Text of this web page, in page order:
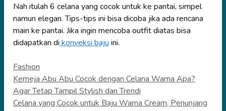
Nah itulah 6 celana yang cocok untuk ke pantai, simpel
namun elegan. Tips-tips ini bisa dicoba jika ada rencana
main ke pantai. Jika ingin mencoba outfit diatas bisa
didapatkan di konveksi baju ini.
Categories
Fashion
Kemeja Abu Abu Cocok dengan Celana Warna Apa?
Agar Tetap Tampil Stylish dan Trendi
Celana yang Cocok untuk Baju Warna Cream, Penunjang